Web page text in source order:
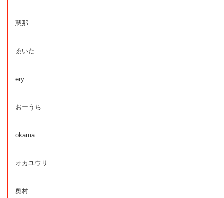
慧那
ゑいた
ery
おーうち
okama
オカユウリ
奥村